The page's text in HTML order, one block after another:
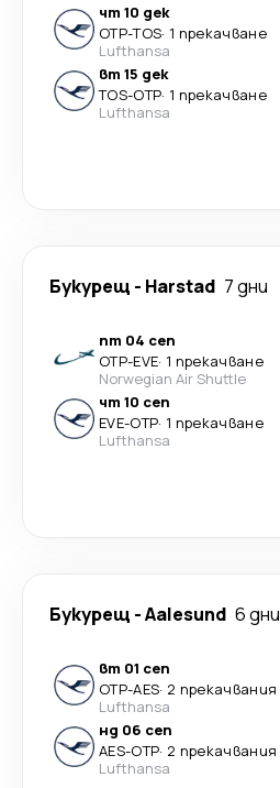
чт 10 дек
OTP-TOS· 1 прекачване
Lufthansa
вт 15 дек
TOS-OTP· 1 прекачване
Lufthansa
Букурещ - Harstad 7 дни
пт 04 сеп
OTP-EVE· 1 прекачване
Norwegian Air Shuttle
чт 10 сеп
EVE-OTP· 1 прекачване
Lufthansa
Букурещ -Aalesund 6 дни
вт 01 сеп
OTP-AES· 2 прекачвания
Lufthansa
нд 06 сеп
AES-OTP· 2 прекачвания
Lufthansa